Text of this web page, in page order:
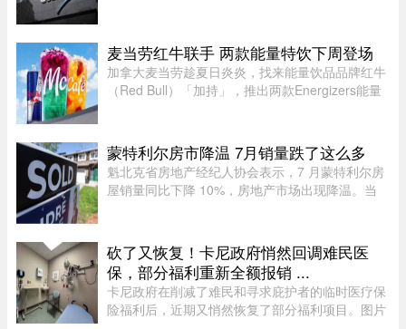
4%至12.3亿元，过去一年新增2 ...
麦当劳红牛联手 两款能量特饮下周登场
加拿大麦当劳趁夏日炎炎，找来能量饮品品牌红牛
（Red Bull）「加持」，推出两款Energizers能量
红牛能量饮品配搭蓝树莓（blu ...
蒙特利尔房市降温 7月销量跌了这么多
魁北克省房地产经纪人协会表示，7 月蒙特利尔房
屋销量同比下降 10%，房地产市场出现降温。当
地区所有房屋类型以及各 ...
砍了又恢复！卡尼政府悄然回调难民医
保，部分福利重新全额报销 ...
卡尼政府在削减了难民和寻求庇护者的临时医疗保
险福利后，近期又悄然恢复了部分福利项目。图片